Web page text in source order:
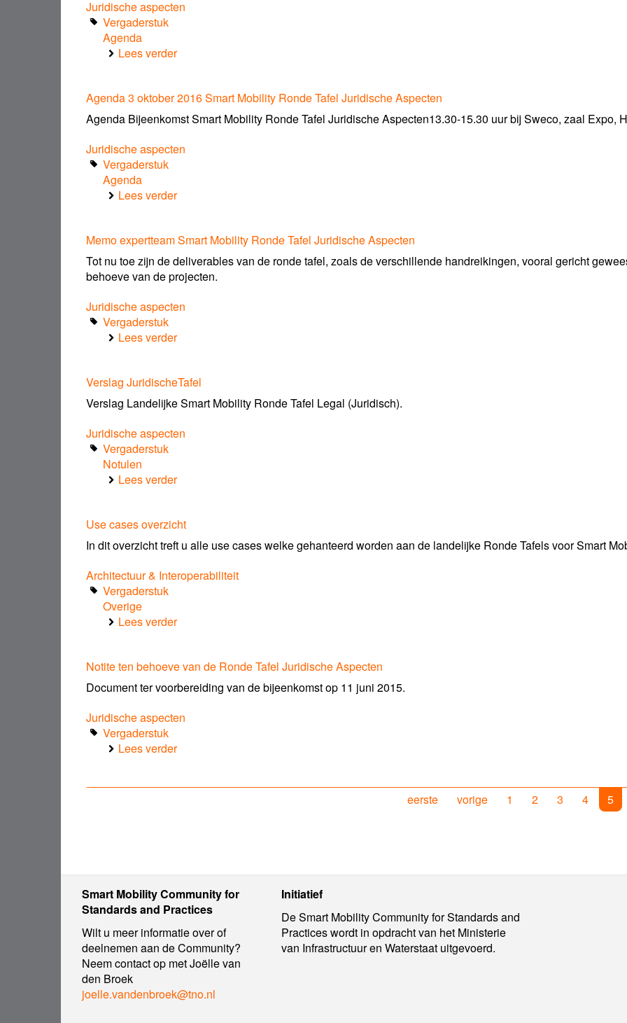
Juridische aspecten
Vergaderstuk
Agenda
Lees verderover
tafel
Agenda 3 oktober 2016 Smart Mobility Ronde Tafel Juridische Aspecten
Agenda Bijeenkomst Smart Mobility Ronde Tafel Juridische Aspecten13.30-15.30 uur bij Sweco, zaal Expo,
Juridische aspecten
Vergaderstuk
Agenda
Lees verderover
oktober
2016
Smart
Mobility
Ronde
Juridische
Memo expertteam Smart Mobility Ronde Tafel Juridische Aspecten
Tot nu toe zijn de deliverables van de ronde tafel, zoals de verschillende handreikingen, vooral gericht
behoeve van de projecten.
Juridische aspecten
Vergaderstuk
Lees verderover
Smart
Mobility
Tafel
Verslag JuridischeTafel
Verslag Landelijke Smart Mobility Ronde Tafel Legal (Juridisch).
Juridische aspecten
Vergaderstuk
Notulen
Lees verderover
Use cases overzicht
In dit overzicht treft u alle use cases welke gehanteerd worden aan de landelijke Ronde Tafels voor Smart
Architectuur & Interoperabiliteit
Vergaderstuk
Overige
Lees verderover
overzicht
Notite ten behoeve van de Ronde Tafel Juridische Aspecten
Document ter voorbereiding van de bijeenkomst op 11 juni 2015.
Juridische aspecten
Vergaderstuk
Lees verderover
Juridische
Aspecten
eerste vorige 1 2 3 4 5
Smart Mobility Community for
Standards and Practices
Wilt u meer informatie over of
deelnemen aan de Community?
Neem contact op met Joëlle van
den Broek
joelle.vandenbroek@tno.nl
Initiatief
De Smart Mobility Community for Standards and
Practices wordt in opdracht van het Ministerie
van Infrastructuur en Waterstaat uitgevoerd.